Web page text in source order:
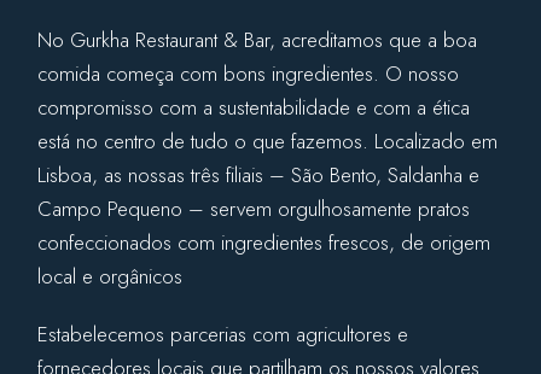
No Gurkha Restaurant & Bar, acreditamos que a boa
comida começa com bons ingredientes. O nosso
compromisso com a sustentabilidade e com a ética
está no centro de tudo o que fazemos. Localizado em
Lisboa, as nossas três filiais – São Bento, Saldanha e
Campo Pequeno – servem orgulhosamente pratos
confeccionados com ingredientes frescos, de origem
local e orgânicos
Estabelecemos parcerias com agricultores e
fornecedores locais que partilham os nossos valores